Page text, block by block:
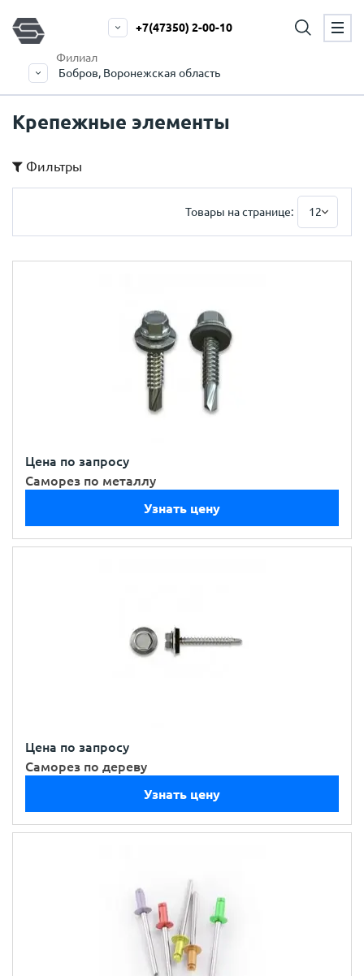
Филиал
Бобров, Воронежская область
+7(47350) 2-00-10
Крепежные элементы
Фильтры
Товары на странице: 12
Цена по запросу
Саморез по металлу
Узнать цену
Цена по запросу
Саморез по дереву
Узнать цену